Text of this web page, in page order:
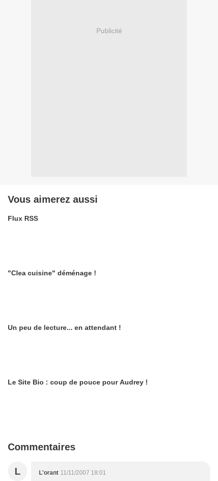
Publicité
Vous aimerez aussi
Flux RSS
"Clea cuisine" déménage !
Un peu de lecture... en attendant !
Le Site Bio : coup de pouce pour Audrey !
Commentaires
L L'orant 11/11/2007 18:01